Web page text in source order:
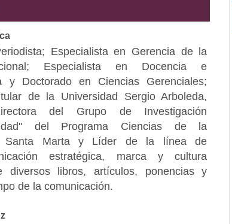
Especialista en Gerencia de la
Especialista en Docencia e
y Doctorado en Ciencias Gerenciales;
de la Universidad Sergio Arboleda,
del Grupo de Investigación
del Programa Ciencias de la
Santa Marta y Líder de la línea de
estratégica, marca y cultura
diversos libros, artículos, ponencias y
de la comunicación.